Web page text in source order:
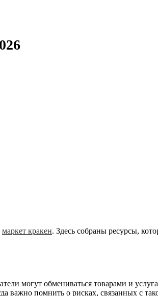
маркет кракен. Здесь собраны ресурсы,
могут обмениваться товарами и
важно помнить о рисках, связанных с